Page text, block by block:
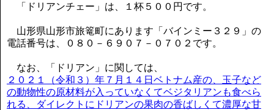
「ドリアンチェー」は、１杯５００円です。
山形県山形市旅篭町にあります「バインミー３２９」の
電話番号は、０８０－６９０７－０７０２です。
なお、「ドリアン」に関しては、
２０２１（令和３）年７月１４日ベトナム産の、玉子など
の動物性の原材料が入っていなくてベジタリアンも食べら
れる、ダイレクトにドリアンの果肉の香ばしくて濃厚な甘